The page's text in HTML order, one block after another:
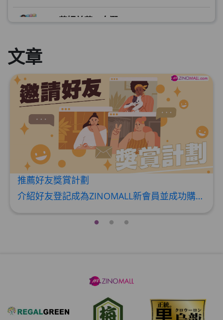
草姬益菌の白潤
此商品最多可加购1件
HKD$169
HKD$369
加入购物车
男補精力丸5:1 (到期日2028年1月)
此商品最多可加购1件
HKD$169
HKD$449
加入购物车
理膚泉 無香大哥大防曬 50ml (2027年4
月)
HKD$88
此商品最多可加购1件
HKD$85
文章
推薦好友獎賞計劃
介紹好友登記成為ZINOMALL新會員並成功購物，您即可獲得$50Mall Dollar現金回贈，你的好友亦可同時獲得$50Mall Dollar現金回贈。 **舊會員必須完成首張訂單才可開通邀請好友獎賞計劃** 1. 舊會員可於 我的帳戶>>>邀請好友獎賞 中找到 好友推薦碼 (紅圈位置) 2. 會員可複製好友推薦碼並透過 Whatsapp / Facebook / Email分享給自己好友。推薦好友次數不限，介紹愈多新朋友，可獲得愈多Mall Dollar現金回贈。 3. 好友